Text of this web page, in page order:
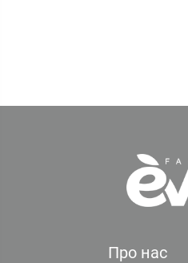
Про нас